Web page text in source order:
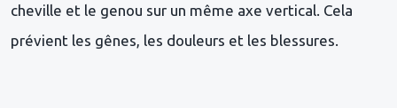
cheville et le genou sur un même axe vertical. Cela
prévient les gênes, les douleurs et les blessures.